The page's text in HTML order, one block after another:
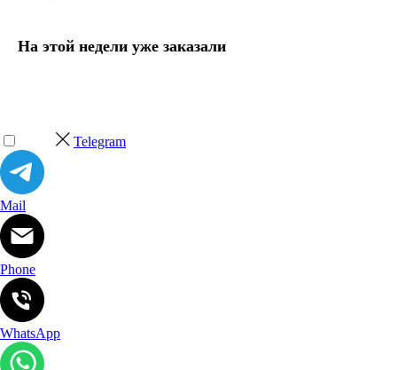
На этой недели уже заказали
Telegram
Mail
Phone
WhatsApp